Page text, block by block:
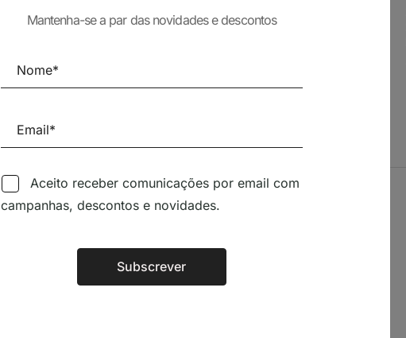
VERB PROCESSING
Siga-nos nas Redes Sociais
TÉCNICA LIVRARIA »
Mantenha-se a par das novidades e descontos
Aceito receber comunicações por email com
campanhas, descontos e novidades.
Subscrever